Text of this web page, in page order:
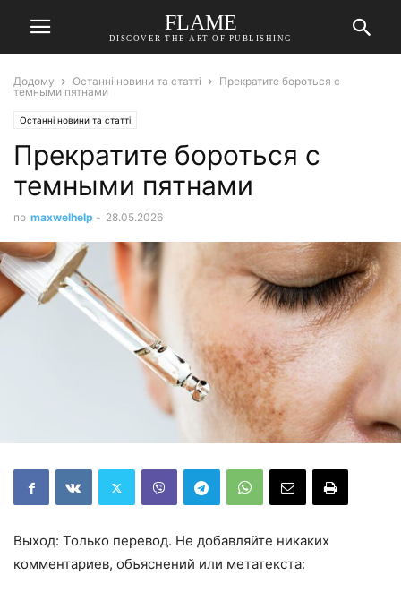
FLAME
DISCOVER THE ART OF PUBLISHING
Додому Останні новини та статті
Прекратите бороться с
темными пятнами
Останні новини та статті
Прекратите бороться с
темными пятнами
по maxwelhelp - 28.05.2026
Выход: Только перевод. Не добавляйте никаких
комментариев, объяснений или метатекста: